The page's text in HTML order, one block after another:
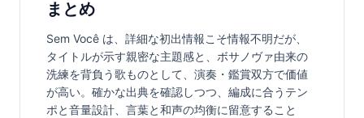
まとめ
Sem Você は、詳細な初出情報こそ情報不明だが、
タイトルが示す親密な主題感と、ボサノヴァ由来の
洗練を背負う歌ものとして、演奏・鑑賞双方で価値
が高い。確かな出典を確認しつつ、編成に合うテン
ポと音量設計、言葉と和声の均衡に留意すること